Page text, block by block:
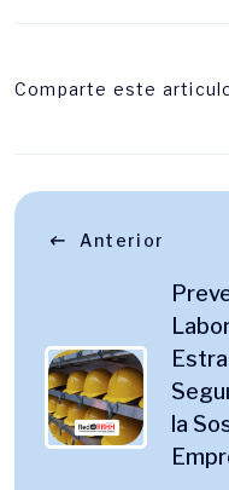
Comparte este
Anterior
la